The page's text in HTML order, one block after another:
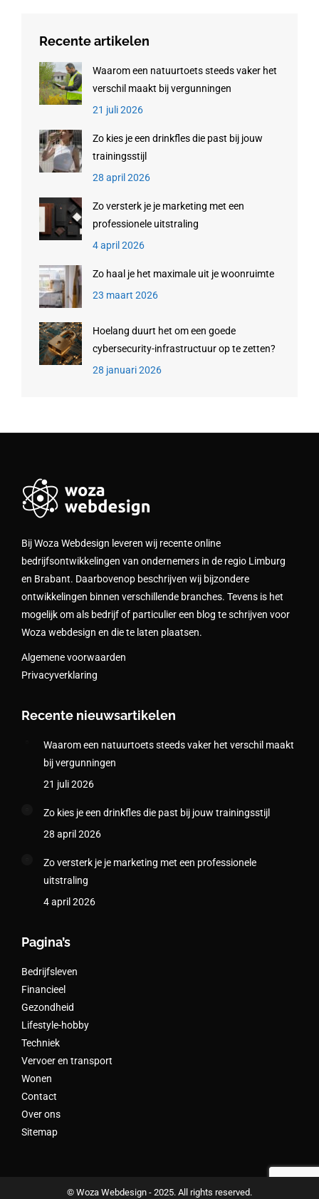
Recente artikelen
Waarom een natuurtoets steeds vaker het
verschil maakt bij vergunningen
21 juli 2026
Zo kies je een drinkfles die past bij jouw
trainingsstijl
28 april 2026
Zo versterk je je marketing met een
professionele uitstraling
4 april 2026
Zo haal je het maximale uit je woonruimte
23 maart 2026
Hoelang duurt het om een goede
cybersecurity-infrastructuur op te zetten?
28 januari 2026
Bij Woza Webdesign leveren wij recente online
bedrijfsontwikkelingen van ondernemers in de regio Limburg
en Brabant. Daarbovenop beschrijven wij bijzondere
ontwikkelingen binnen verschillende branches. Tevens is het
mogelijk om als bedrijf of particulier een blog te schrijven voor
Woza webdesign en die te laten plaatsen.
Algemene voorwaarden
Privacyverklaring
Recente nieuwsartikelen
Waarom een natuurtoets steeds vaker het verschil maakt
bij vergunningen
21 juli 2026
Zo kies je een drinkfles die past bij jouw trainingsstijl
28 april 2026
Zo versterk je je marketing met een professionele
uitstraling
4 april 2026
Pagina’s
Bedrijfsleven
Financieel
Gezondheid
Lifestyle-hobby
Techniek
Vervoer en transport
Wonen
Contact
Over ons
Sitemap
© Woza Webdesign - 2025. All rights reserved.